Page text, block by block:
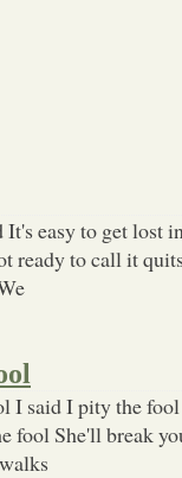
easy to get lost
ready to call it
I said I pity the
fool She'll break